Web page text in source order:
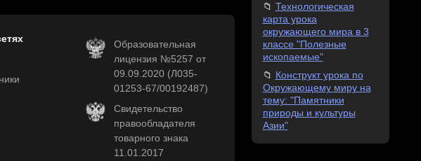
Образовательная
лицензия №5257 от
09.09.2020 (Л035-
01253-67/00192487)
Свидетельство
правообладателя
товарного знака
11.01.2017
Технологическая
карта урока
окружающего мира в 3
классе "Полезные
ископаемые"
Конструкт урока по
Окружающему миру на
тему: "Памятники
природы и культуры
Азии"